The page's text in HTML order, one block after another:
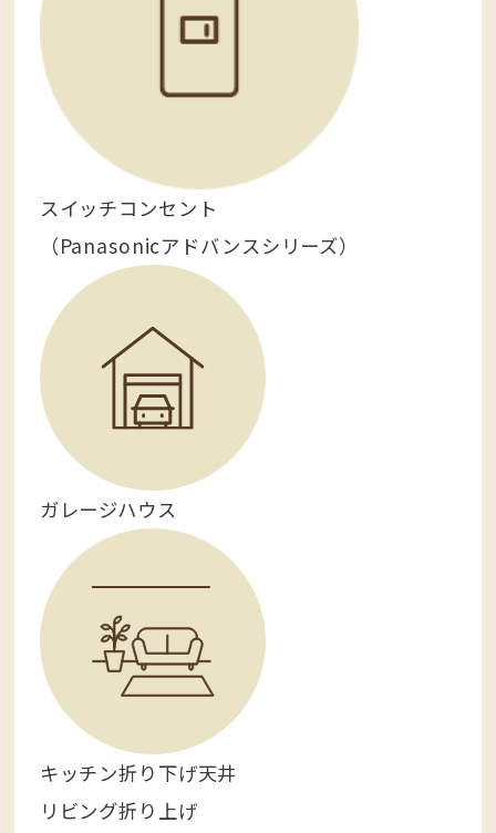
スイッチコンセント
（Panasonicアドバンスシリーズ）
ガレージハウス
キッチン折り下げ天井
リビング折り上げ